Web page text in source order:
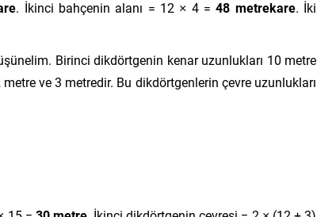
. İkinci bahçenin alanı = 12 × 4 =48 metrekare. İki
Birinci dikdörtgenin kenar uzunlukları 10 metre
ve 3 metredir. Bu dikdörtgenlerin çevre uzunlukları